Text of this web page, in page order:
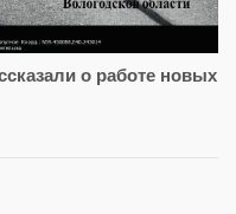
о работе новых